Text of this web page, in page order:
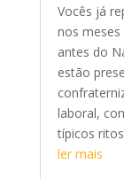
Vocês já
nos
antes do
estão
laboral,
típicos ritos
ler mais